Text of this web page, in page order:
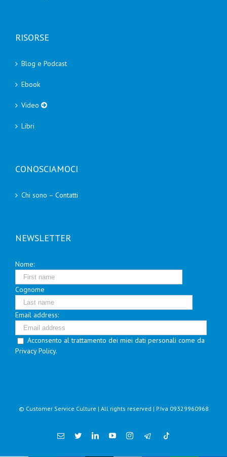
RISORSE
Blog e Podcast
Ebook
Video
Libri
CONOSCIAMOCI
Chi sono – Contatti
NEWSLETTER
Nome:
Cognome
Email address:
Acconsento al trattamento dei miei dati personali come da
Privacy Policy.
© Customer Service Culture | All rights reserved | P.Iva 09329960968
EmailTwitterLinkedinYouTubeInstagram